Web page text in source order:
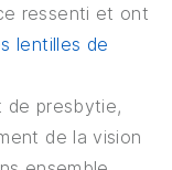
ressenti et ont
lentilles de
de presbytie,
de la vision